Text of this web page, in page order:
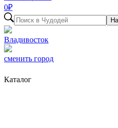
0₽
Владивосток
сменить город
Каталог